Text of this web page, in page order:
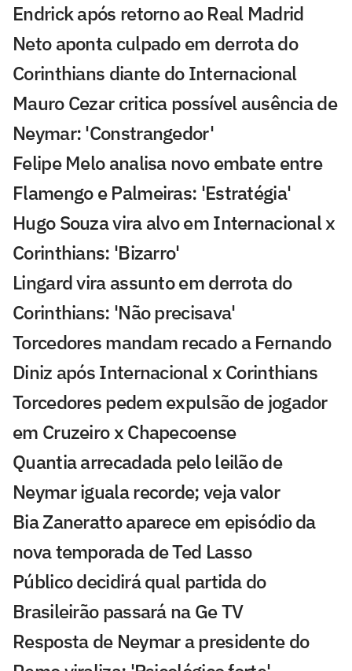
Endrick após retorno ao Real Madrid
Neto aponta culpado em derrota do
Corinthians diante do Internacional
Mauro Cezar critica possível ausência de
Neymar: 'Constrangedor'
Felipe Melo analisa novo embate entre
Flamengo e Palmeiras: 'Estratégia'
Hugo Souza vira alvo em Internacional x
Corinthians: 'Bizarro'
Lingard vira assunto em derrota do
Corinthians: 'Não precisava'
Torcedores mandam recado a Fernando
Diniz após Internacional x Corinthians
Torcedores pedem expulsão de jogador
em Cruzeiro x Chapecoense
Quantia arrecadada pelo leilão de
Neymar iguala recorde; veja valor
Bia Zaneratto aparece em episódio da
nova temporada de Ted Lasso
Público decidirá qual partida do
Brasileirão passará na Ge TV
Resposta de Neymar a presidente do